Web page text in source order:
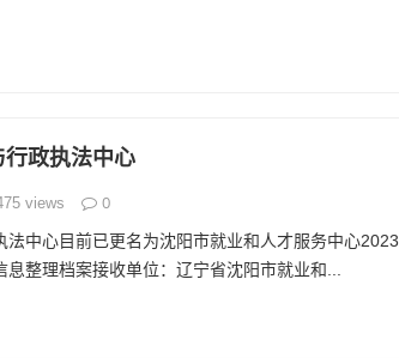
政执法中心
views 0
法中心目前已更名为沈阳市就业和人才服务中心2023
整理档案接收单位：辽宁省沈阳市就业和...